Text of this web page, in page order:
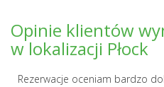
Opinie klientów
w lokalizacji Płock
Rezerwacje oceniam bardzo